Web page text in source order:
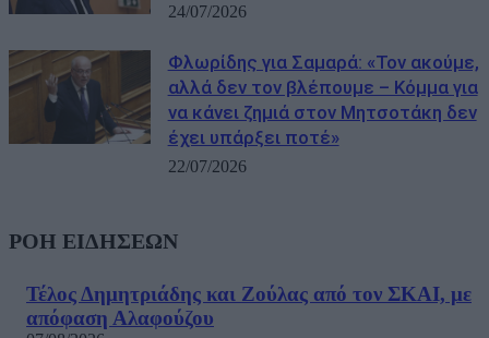
24/07/2026
Φλωρίδης για Σαμαρά: «Τον ακούμε,
αλλά δεν τον βλέπουμε – Κόμμα για
να κάνει ζημιά στον Μητσοτάκη δεν
έχει υπάρξει ποτέ»
22/07/2026
ΡΟΗ ΕΙΔΗΣΕΩΝ
Τέλος Δημητριάδης και Ζούλας από τον ΣΚΑΙ, με
απόφαση Αλαφούζου